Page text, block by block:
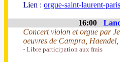
Lien : orgue-saint-laurent-
16:00
Concert violon et orgue par
oeuvres de Campra,
- Libre participation aux frais